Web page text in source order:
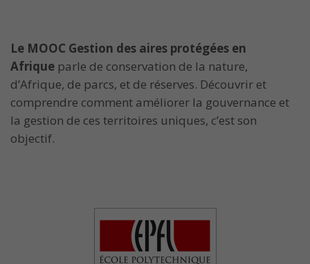
Le MOOC Gestion des aires protégées en
Afrique parle de conservation de la nature,
d’Afrique, de parcs, et de réserves. Découvrir et
comprendre comment améliorer la gouvernance et
la gestion de ces territoires uniques, c’est son
objectif.